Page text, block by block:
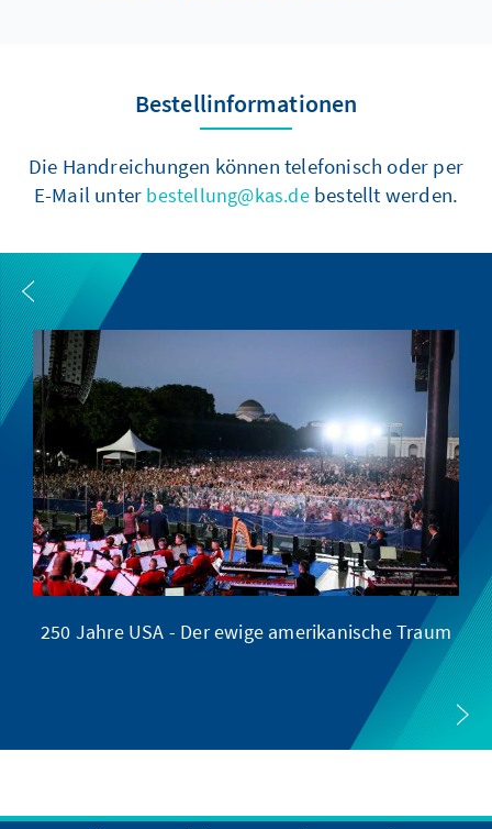
Bestellinformationen
Die Handreichungen können telefonisch oder per
E-Mail unter bestellung@kas.debestellt werden.
250 Jahre USA - Der ewige amerikanische Traum